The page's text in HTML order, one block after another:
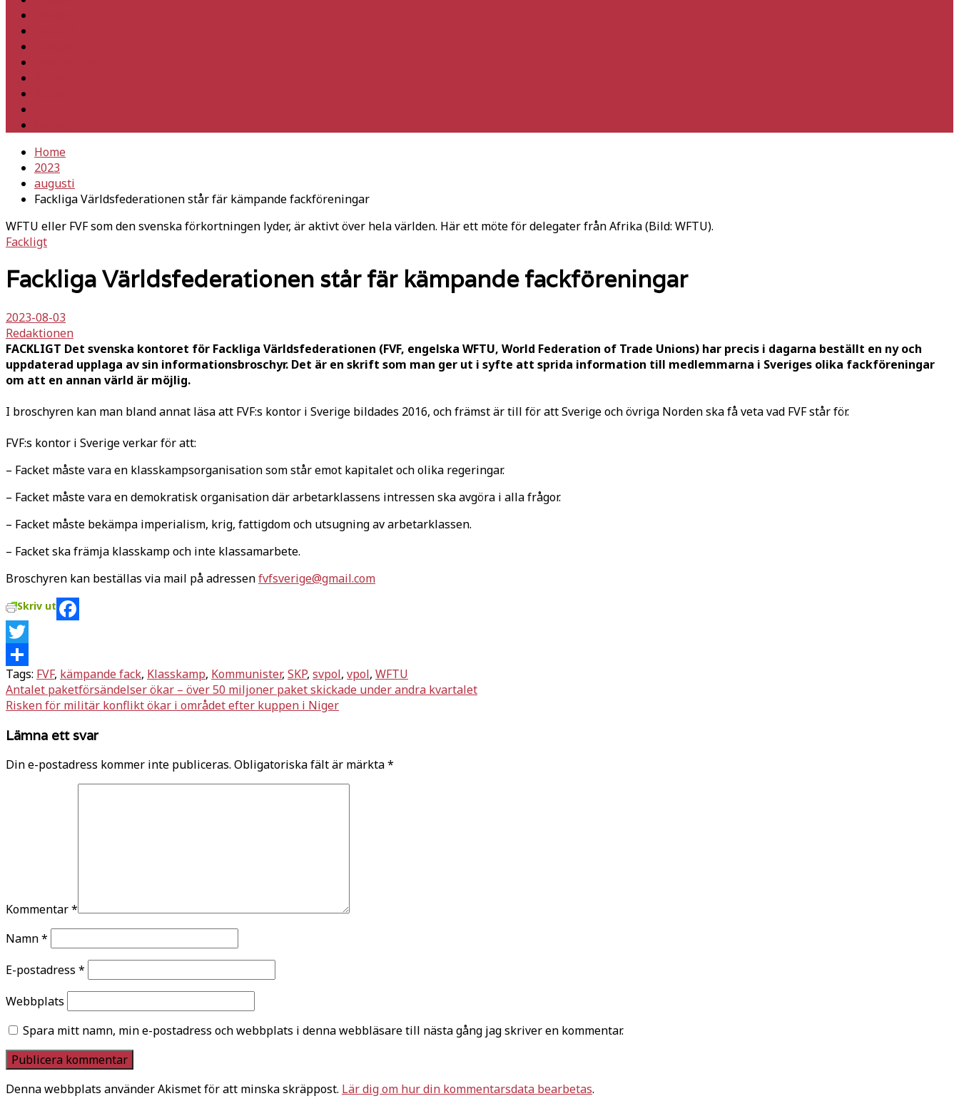
Home
2023
augusti
Fackliga Världsfederationen står fär kämpande fackföreningar
WFTU eller FVF som den svenska förkortningen lyder, är aktivt över hela världen. Här ett möte för delegater från Afrika (Bild: WFTU).
Fackligt
Fackliga Världsfederationen står fär kämpande fackföreningar
2023-08-03
Redaktionen
FACKLIGT Det svenska kontoret för Fackliga Världsfederationen (FVF, engelska WFTU, World Federation of Trade Unions) har precis i dagarna beställt en ny och
uppdaterad upplaga av sin informationsbroschyr. Det är en skrift som man ger ut i syfte att sprida information till medlemmarna i Sveriges olika fackföreningar
om att en annan värld är möjlig.
I broschyren kan man bland annat läsa att FVF:s kontor i Sverige bildades 2016, och främst är till för att Sverige och övriga Norden ska få veta vad FVF står för.
FVF:s kontor i Sverige verkar för att:
– Facket måste vara en klasskampsorganisation som står emot kapitalet och olika regeringar.
– Facket måste vara en demokratisk organisation där arbetarklassens intressen ska avgöra i alla frågor.
– Facket måste bekämpa imperialism, krig, fattigdom och utsugning av arbetarklassen.
– Facket ska främja klasskamp och inte klassamarbete.
Broschyren kan beställas via mail på adressenfvfsverige@gmail.com
Skriv ut
Facebook
Twitter
Dela
Tags: FVF, kämpande fack, Klasskamp, Kommunister, SKP, svpol, vpol, WFTU
Inläggsnavigering
Antalet paketförsändelser ökar – över 50 miljoner paket skickade under andra kvartalet
Risken för militär konflikt ökar i området efter kuppen i Niger
Lämna ett svar
Din e-postadress kommer inte publiceras. Obligatoriska fält är märkta*
Kommentar*
Namn*
E-postadress *
Webbplats
Spara mitt namn, min e-postadress och webbplats i denna webbläsare till nästa gång jag skriver en kommentar.
Denna webbplats använder Akismet för att minska skräppost. Lär dig om hur din kommentarsdata bearbetas.